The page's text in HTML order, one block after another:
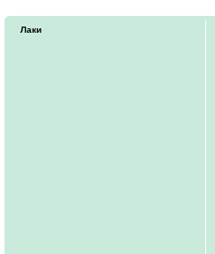
Лаки